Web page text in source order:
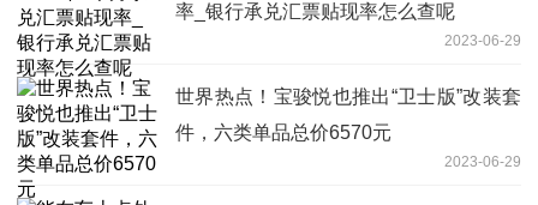
率_银行承兑汇票贴现率怎么查呢
2023-06-29
世界热点！宝骏悦也推出“卫士版”改装套
件，六类单品总价6570元
2023-06-29